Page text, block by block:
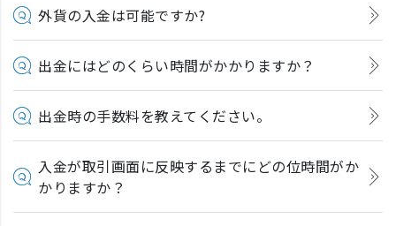
外貨の入金は可能ですか?
出金にはどのくらい時間がかかりますか？
出金時の手数料を教えてください。
入金が取引画面に反映するまでにどの位時間がか
かりますか？